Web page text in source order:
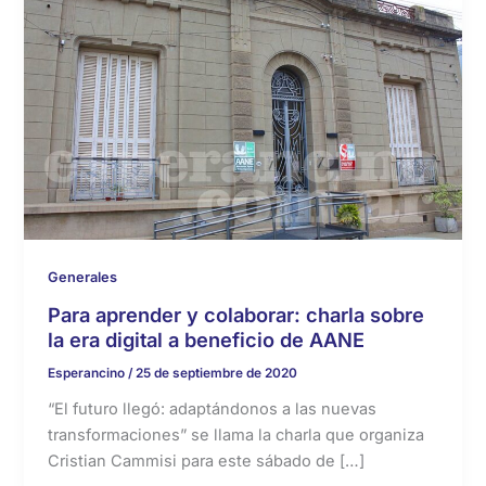
Generales
Para aprender y colaborar: charla sobre
la era digital a beneficio de AANE
Esperancino /25 de septiembre de 2020
“El futuro llegó: adaptándonos a las nuevas
transformaciones” se llama la charla que organiza
Cristian Cammisi para este sábado de […]